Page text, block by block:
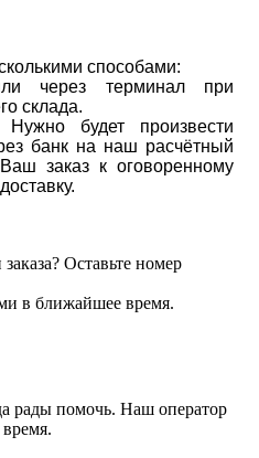
способами:
через терминал при
склада.
будет произвести
банк на наш расчётный
заказ к оговоренному
Оставьте номер
в ближайшее время.
рады помочь. Наш оператор